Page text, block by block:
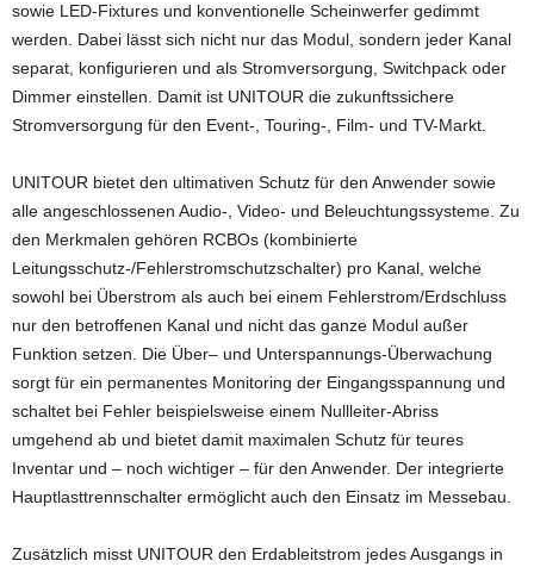
sowie LED-Fixtures und konventionelle Scheinwerfer gedimmt
werden. Dabei lässt sich nicht nur das Modul, sondern jeder Kanal
separat, konfigurieren und als Stromversorgung, Switchpack oder
Dimmer einstellen. Damit ist UNITOUR die zukunftssichere
Stromversorgung für den Event-, Touring-, Film- und TV-Markt.
UNITOUR bietet den ultimativen Schutz für den Anwender sowie
alle angeschlossenen Audio-, Video- und Beleuchtungssysteme. Zu
den Merkmalen gehören RCBOs (kombinierte
Leitungsschutz-/Fehlerstromschutzschalter) pro Kanal, welche
sowohl bei Überstrom als auch bei einem Fehlerstrom/Erdschluss
nur den betroffenen Kanal und nicht das ganze Modul außer
Funktion setzen. Die Über– und Unterspannungs-Überwachung
sorgt für ein permanentes Monitoring der Eingangsspannung und
schaltet bei Fehler beispielsweise einem Nullleiter-Abriss
umgehend ab und bietet damit maximalen Schutz für teures
Inventar und – noch wichtiger – für den Anwender. Der integrierte
Hauptlasttrennschalter ermöglicht auch den Einsatz im Messebau.
Zusätzlich misst UNITOUR den Erdableitstrom jedes Ausgangs in